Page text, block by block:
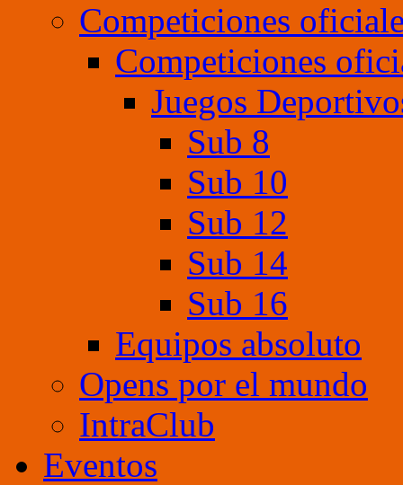
Competiciones
Competiciones
Juegos
Sub 8
Sub 10
Sub 12
Sub 14
Sub 16
Equipos absoluto
Opens por el mundo
IntraClub
Eventos